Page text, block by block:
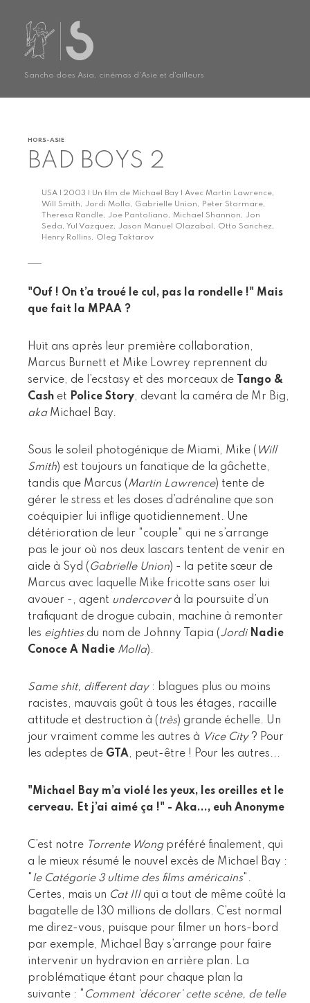
Sancho does Asia, cinémas d'Asie et d'ailleurs
HORS-ASIE
BAD BOYS 2
USA | 2003 | Un film de Michael Bay | Avec Martin Lawrence,
Will Smith, Jordi Molla, Gabrielle Union, Peter Stormare,
Theresa Randle, Joe Pantoliano, Michael Shannon, Jon
Seda, Yul Vazquez, Jason Manuel Olazabal, Otto Sanchez,
Henry Rollins, Oleg Taktarov
"Ouf ! On t’a troué le cul, pas la rondelle !" Mais
que fait la MPAA ?
Huit ans après leur première collaboration,
Marcus Burnett et Mike Lowrey reprennent du
service, de l’ecstasy et des morceaux de
Tango &
Cash et Police Story, devant la caméra de Mr Big,
akaMichael Bay.
Sous le soleil photogénique de Miami, Mike ( Will
Smith) est toujours un fanatique de la gâchette,
tandis que Marcus (Martin Lawrence) tente de
gérer le stress et les doses d’adrénaline que son
coéquipier lui inflige quotidiennement. Une
détérioration de leur "couple" qui ne s’arrange
pas le jour où nos deux lascars tentent de venir en
aide à Syd ( Gabrielle Union) - la petite sœur de
Marcus avec laquelle Mike fricotte sans oser lui
avouer -, agent undercoverà la poursuite d’un
trafiquant de drogue cubain, machine à remonter
les eighties du nom de Johnny Tapia (Jordi Nadie
Conoce A Nadie Molla).
Same shit, different day: blagues plus ou moins
racistes, mauvais goût à tous les étages, racaille
attitude et destruction à ( très) grande échelle. Un
jour vraiment comme les autres à Vice City? Pour
les adeptes de GTA, peut-être ! Pour les autres...
"Michael Bay m’a violé les yeux, les oreilles et le
cerveau. Et j’ai aimé ça !" - Aka..., euh Anonyme
C’est notre Torrente Wongpréféré finalement, qui
a le mieux résumé le nouvel excès de Michael Bay :
le Catégorie 3 ultime des films américains ".
Certes, mais un Cat IIIqui a tout de même coûté la
bagatelle de 130 millions de dollars. C’est normal
me direz-vous, puisque pour filmer un hors-bord
par exemple, Michael Bay s’arrange pour faire
intervenir un hydravion en arrière plan. La
problématique étant pour chaque plan la
suivante : "
Comment ’décorer’ cette scène, de telle